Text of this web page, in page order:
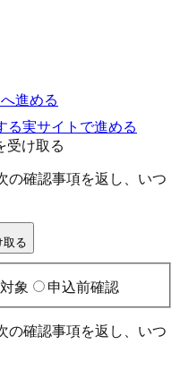
進める
る実サイトで進める
受け取る
の確認事項を返し、いつ
取る
対象 申込前確認
の確認事項を返し、いつ